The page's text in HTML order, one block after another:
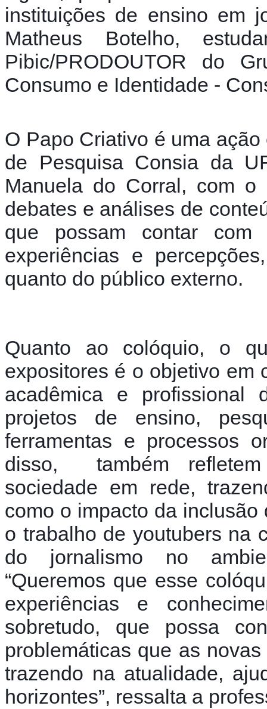
instituições de ensino em
Matheus Botelho,
Pibic/PRODOUTOR do
Consumo e Identidade -
O Papo Criativo é uma
de Pesquisa Consia da
Manuela do Corral, com
debates e análises de
que possam contar
experiências e
quanto do público externo.
Quanto ao colóquio, o
expositores é o objetivo em
acadêmica e profissional
projetos de ensino,
ferramentas e processos
disso,  também
sociedade em rede,
como o impacto da
o trabalho de youtubers na
do jornalismo no
“Queremos que esse
experiências e
sobretudo, que possa
problemáticas que as
trazendo na atualidade,
horizontes”, ressalta a